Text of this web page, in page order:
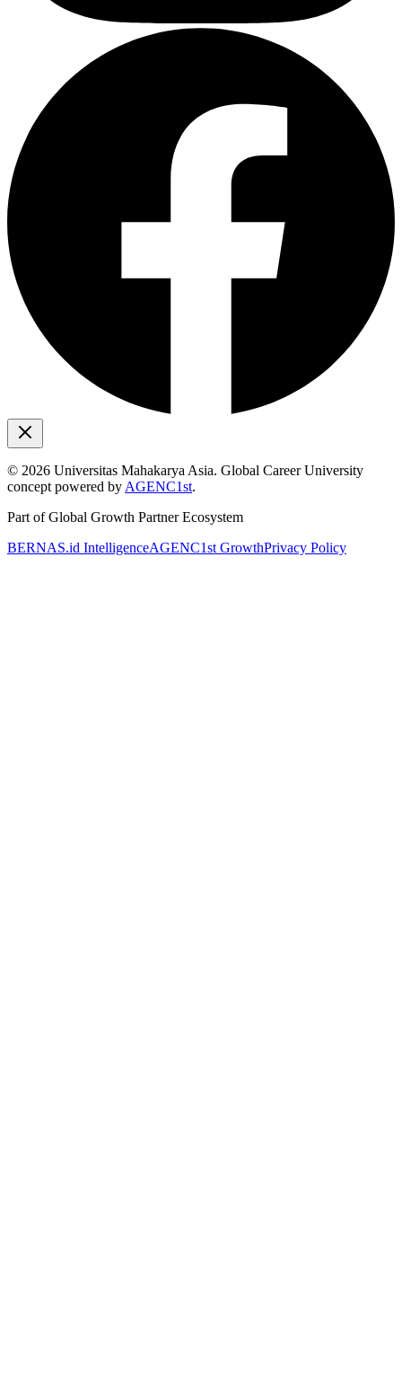
© 2026 Universitas Mahakarya Asia. Global Career University
concept powered by AGENC1st.
Part of Global Growth Partner Ecosystem
BERNAS.id IntelligenceAGENC1st GrowthPrivacy Policy